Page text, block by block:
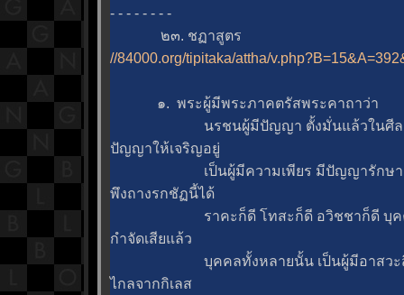
- - - - - - - -
๒๓. ชฏาสูตร
//84000.org/tipitaka/attha/
๑. พระผู้มีพระภาคตรัสพระคาถา
นรชนผู้มีปัญญา ตั้งมั่นแล้วในศีล อ
ปัญญาให้เจริญอยู่
เป็นผู้มีความเพียร มีปัญญารักษาต
พึงถางรกชัฏนี้ได้
ราคะก็ดี โทสะก็ดี อวิชชาก็ดี บุคคล
กำจัดเสียแล้ว
บุคคลทั้งหลายนั้น เป็นผู้มีอาสวะสิ้น
ไกลจากกิเลส